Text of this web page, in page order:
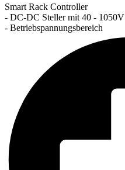
Smart Rack Controller
- DC-DC Steller mit 40 - 1050V
- Betriebspannungsbereich